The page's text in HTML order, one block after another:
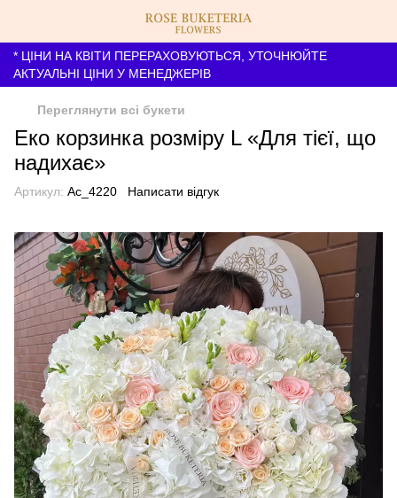
* ЦІНИ НА КВІТИ ПЕРЕРАХОВУЮТЬСЯ, УТОЧНЮЙТЕ
АКТУАЛЬНІ ЦІНИ У МЕНЕДЖЕРІВ
Переглянути всі букети
Еко корзинка розміру L «Для тієї, що
надихає»
Артикул: Ac_4220 Написати відгук